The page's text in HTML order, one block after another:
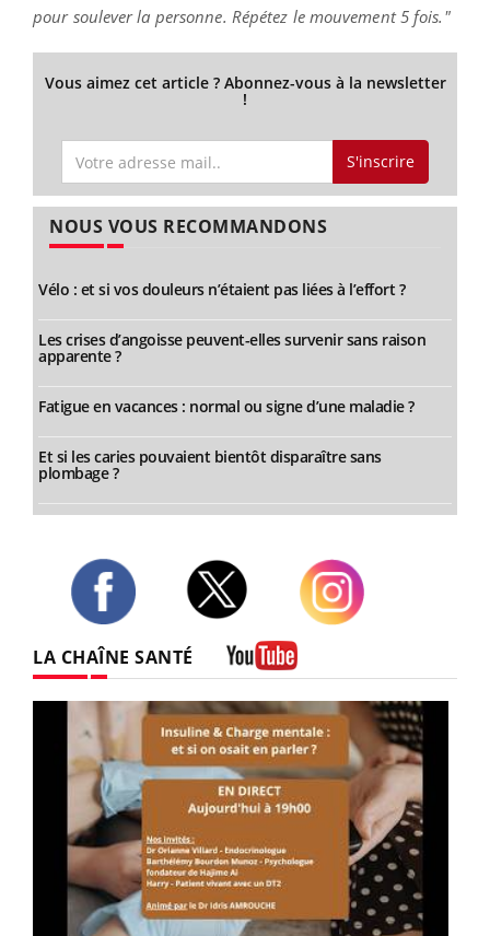
pour soulever la personne. Répétez le mouvement 5 fois."
Vous aimez cet article ? Abonnez-vous à la newsletter
!
S'inscrire
NOUS VOUS RECOMMANDONS
Vélo : et si vos douleurs n’étaient pas liées à l’effort ?
Les crises d’angoisse peuvent-elles survenir sans raison
apparente ?
Fatigue en vacances : normal ou signe d’une maladie ?
Et si les caries pouvaient bientôt disparaître sans
plombage ?
LA CHAÎNE SANTÉ